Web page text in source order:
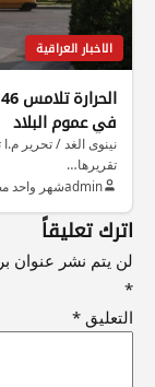
الاخبار العراقية
في عموم البلاد
نينوى الغد / تحرير م.ا
تقريرها…
adminشهر واحد
اترك تعليقاً
لن يتم نشر عنوان
*
التعليق *